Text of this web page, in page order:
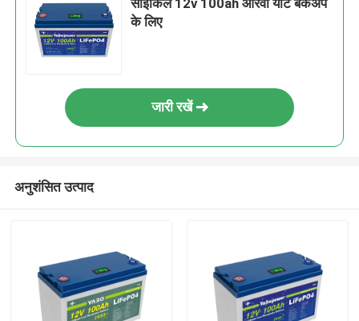
साइकिल 12v 100ah आरवी यॉट बैकअप
के लिए
जारी रखें
अनुशंसित उत्पाद